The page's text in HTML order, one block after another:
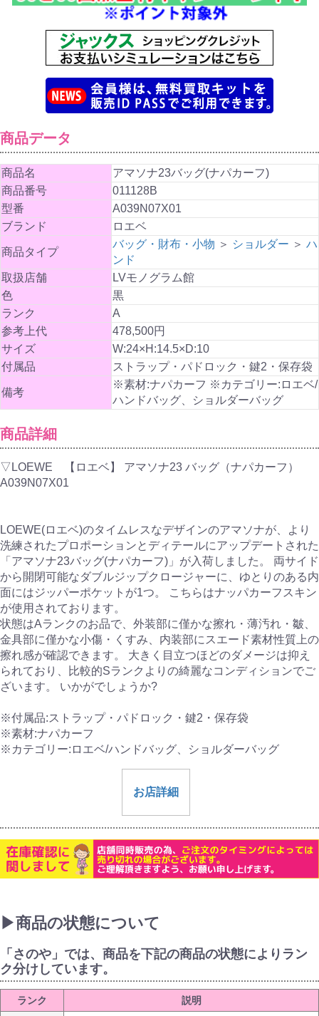
商品データ
商品名
アマソナ23バッグ(ナパカーフ)
商品番号
011128B
型番
A039N07X01
ブランド
ロエベ
商品タイプ
バッグ・財布・小物 ＞ ショルダー ＞ ハ
ンド
取扱店舗
LVモノグラム館
色
黒
ランク
A
参考上代
478,500円
サイズ
W:24×H:14.5×D:10
付属品
ストラップ・パドロック・鍵2・保存袋
備考
※素材:ナパカーフ ※カテゴリー:ロエベ/
ハンドバッグ、ショルダーバッグ
商品詳細
▽LOEWE 【ロエベ】 アマソナ23 バッグ（ナパカーフ）
A039N07X01
LOEWE(ロエベ)のタイムレスなデザインのアマソナが、より
洗練されたプロポーションとディテールにアップデートされた
「アマソナ23バッグ(ナパカーフ)」が入荷しました。 両サイド
から開閉可能なダブルジップクロージャーに、ゆとりのある内
面にはジッパーポケットが1つ。 こちらはナッパカーフスキン
が使用されております。
状態はAランクのお品で、外装部に僅かな擦れ・薄汚れ・皺、
金具部に僅かな小傷・くすみ、内装部にスエード素材性質上の
擦れ感が確認できます。 大きく目立つほどのダメージは抑え
られており、比較的Sランクよりの綺麗なコンディションでご
ざいます。 いかがでしょうか?
※付属品:ストラップ・パドロック・鍵2・保存袋
※素材:ナパカーフ
※カテゴリー:ロエベ/ハンドバッグ、ショルダーバッグ
お店詳細
▶商品の状態について
「さのや」では、商品を下記の商品の状態によりラン
ク分けしています。
ランク
説明